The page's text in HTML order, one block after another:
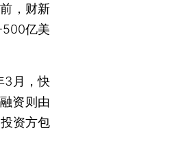
，财新
亿美
月，快
资则由
资方包